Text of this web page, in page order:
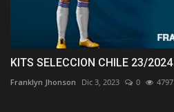
KITS SELECCION CHILE 23/2024
Franklyn Jhonson Dic 3, 2023 0 4797